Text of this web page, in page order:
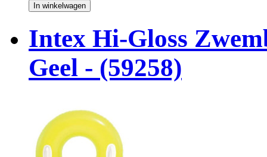
In winkelwagen
Intex Hi-Gloss
Geel - (59258)